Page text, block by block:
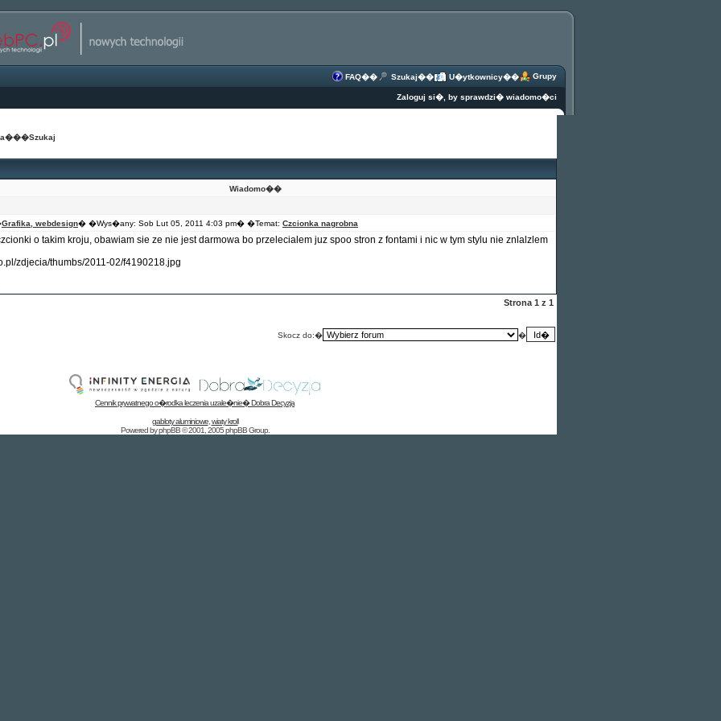
FAQ�� Szukaj�� U�ytkownicy�� Grupy
Zaloguj si�, by sprawdzi� wiadomo�ci
���Szukaj
Wiadomo��
Grafika, webdesign� �Wys�any: Sob Lut 05, 2011 4:03 pm� �Temat: Czcionka nagrobna
o takim kroju, obawiam sie ze nie jest darmowa bo przelecialem juz spoo stron z fontami i nic w tym stylu nie znlalzlem
zdjecia/thumbs/2011-02/f4190218.jpg
Strona 1 z 1
Skocz do:� �
Cennik prywatnego o�rodka leczenia uzale�nie� Dobra Decyzja
gabloty aluminiowe, wiaty kroll
Powered byphpBB© 2001, 2005 phpBB Group.